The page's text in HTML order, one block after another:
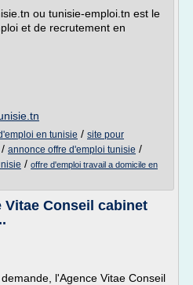
ou tunisie-emploi.tn est le
et de recrutement en
en tunisie / site pour
/ annonce offre d'emploi tunisie /
/ offre d'emploi travail a domicile en
Vitae Conseil cabinet
l'Agence Vitae Conseil